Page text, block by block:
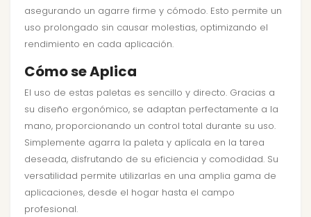
asegurando un agarre firme y cómodo. Esto permite un
uso prolongado sin causar molestias, optimizando el
rendimiento en cada aplicación.
Cómo se Aplica
El uso de estas paletas es sencillo y directo. Gracias a
su diseño ergonómico, se adaptan perfectamente a la
mano, proporcionando un control total durante su uso.
Simplemente agarra la paleta y aplícala en la tarea
deseada, disfrutando de su eficiencia y comodidad. Su
versatilidad permite utilizarlas en una amplia gama de
aplicaciones, desde el hogar hasta el campo
profesional.